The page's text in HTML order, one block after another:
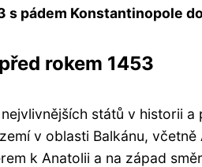
s pádem Konstantinopole
rokem 1453
států v historii
v oblasti Balkánu,
k Anatolii a na západ